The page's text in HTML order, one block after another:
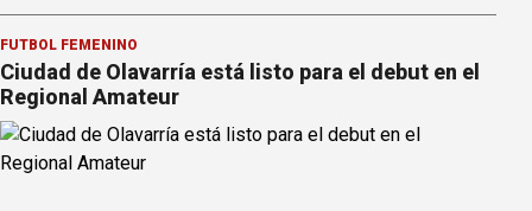
FÚTBOL FEMENINO
Ciudad de Olavarría está listo para el debut en el
Regional Amateur